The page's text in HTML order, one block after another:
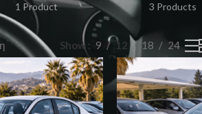
1 Product
3 Products
Show 9 12 18 24